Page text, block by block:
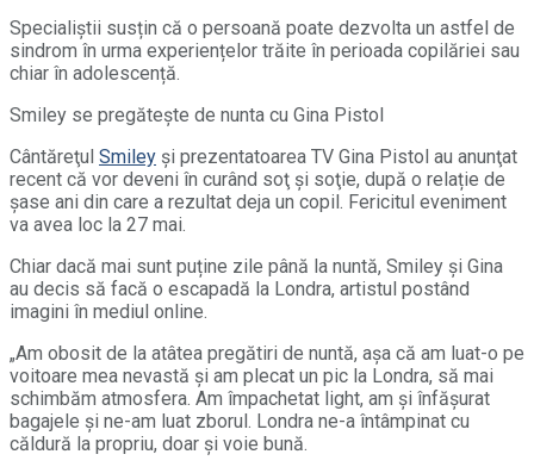
Specialiștii susțin că o persoană poate dezvolta un astfel de
sindrom în urma experiențelor trăite în perioada copilăriei sau
chiar în adolescență.
Smiley se pregătește de nunta cu Gina Pistol
Cântăreţul Smiley şi prezentatoarea TV Gina Pistol au anunţat
recent că vor deveni în curând soţ şi soţie, după o relație de
șase ani din care a rezultat deja un copil. Fericitul eveniment
va avea loc la 27 mai.
Chiar dacă mai sunt puține zile până la nuntă, Smiley și Gina
au decis să facă o escapadă la Londra, artistul postând
imagini în mediul online.
„Am obosit de la atâtea pregătiri de nuntă, așa că am luat-o pe
voitoare mea nevastă și am plecat un pic la Londra, să mai
schimbăm atmosfera. Am împachetat light, am și înfășurat
bagajele și ne-am luat zborul. Londra ne-a întâmpinat cu
căldură la propriu, doar și voie bună.